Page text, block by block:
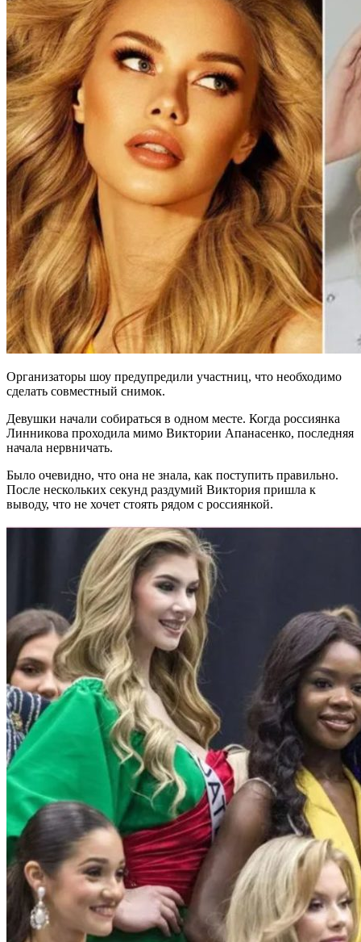
Организаторы шоу предупредили участниц, что необходимо
сделать совместный снимок.
Девушки начали собираться в одном месте. Когда россиянка
Линникова проходила мимо Виктории Апанасенко, последняя
начала нервничать.
Было очевидно, что она не знала, как поступить правильно.
После нескольких секунд раздумий Виктория пришла к
выводу, что не хочет стоять рядом с россиянкой.